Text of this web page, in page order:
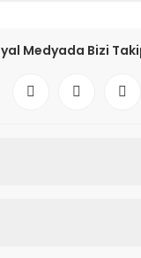
Medyada Bizi